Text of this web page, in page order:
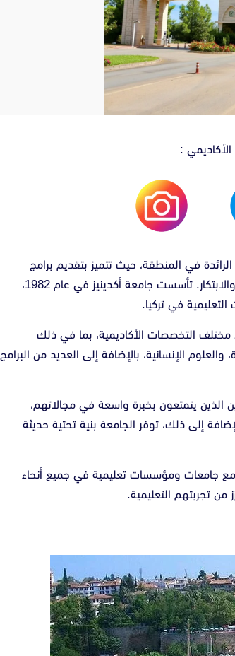
:
في المنطقة، حيث تتميز بتقديم برامج
تعليمية عالية الجودة وبيئة أكاديمية متميزة تشجع على البحث والابتكار. تأسست جامعة أكدينيز في عام 1982،
في تركيا.
مختلف التخصصات الأكاديمية، بما في ذلك
والعلوم الإنسانية، بالإضافة إلى العديد من البرامج
الذين يتمتعون بخبرة واسعة في مجالاتهم،
إلى ذلك، توفر الجامعة بنية تحتية حديثة
مع جامعات ومؤسسات تعليمية في جميع أنحاء
من تجربتهم التعليمية.